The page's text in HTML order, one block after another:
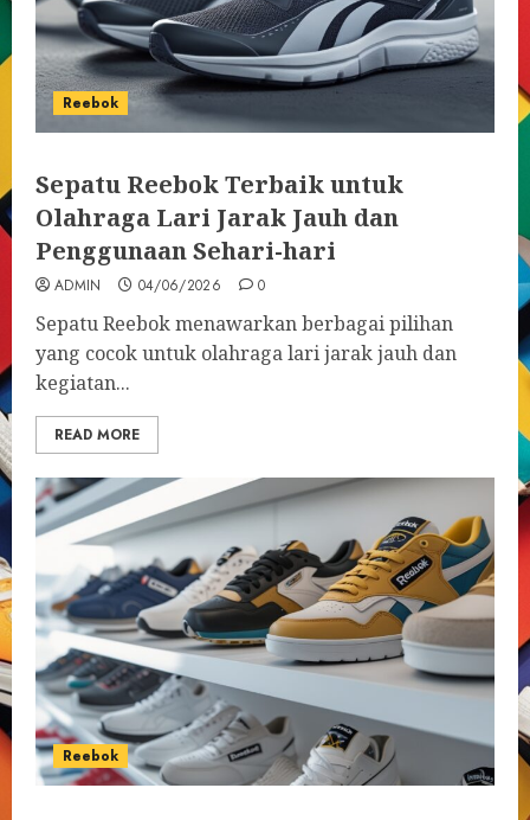
Reebok
Sepatu Reebok Terbaik untuk
Olahraga Lari Jarak Jauh dan
Penggunaan Sehari-hari
ADMIN 04/06/2026 0
Sepatu Reebok menawarkan berbagai pilihan
yang cocok untuk olahraga lari jarak jauh dan
kegiatan...
READ MORE
Reebok